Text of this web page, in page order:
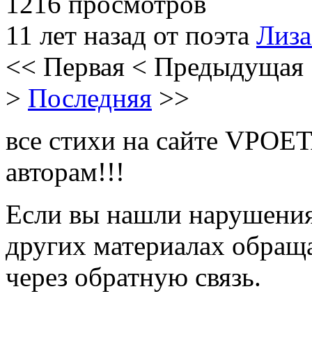
11 лет назад от поэта
<< Первая < Предыдущая
> Последняя >>
все стихи на сайте
авторам!!!
Если вы нашли
других материалах
через обратную связь.